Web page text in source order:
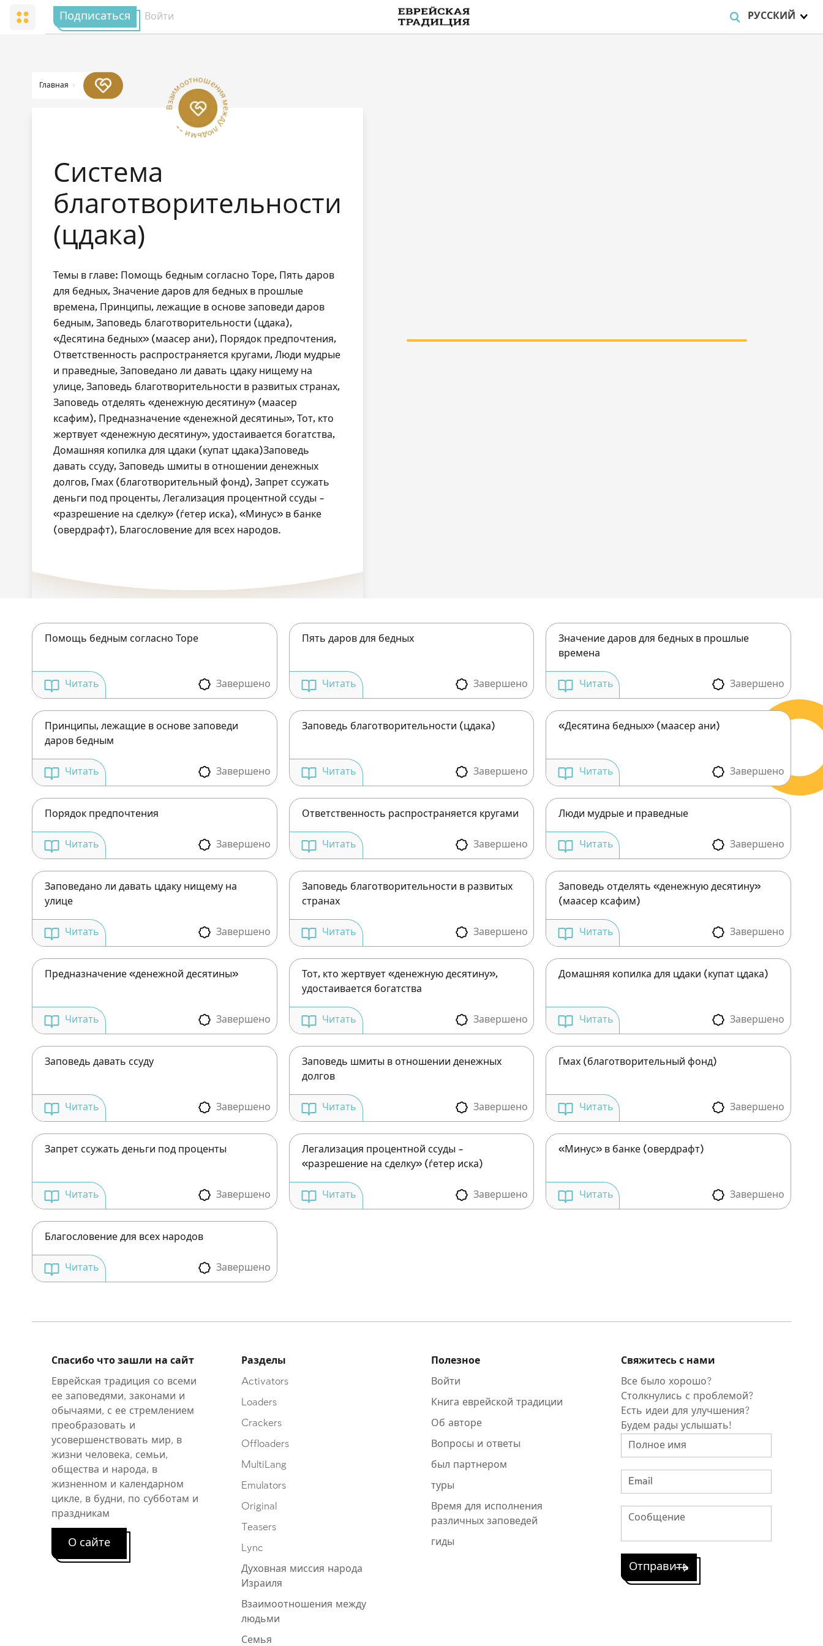
РУССКИЙ
Подписаться Войти
on line109
MultiLang
Взаимоотношения между людьми --
Главная
Система
благотворительности
(цдака)
Темы в главе: Помощь бедным согласно Торе, Пять даров
для бедных, Значение даров для бедных в прошлые
времена, Принципы, лежащие в основе заповеди даров
бедным, Заповедь благотворительности (цдака),
«Десятина бедных» (маасер ани), Порядок предпочтения,
Ответственность распространяется кругами, Люди мудрые
и праведные, Заповедано ли давать цдаку нищему на
улице, Заповедь благотворительности в развитых странах,
Заповедь отделять «денежную десятину» (маасер
ксафим), Предназначение «денежной десятины», Тот, кто
жертвует «денежную десятину», удостаивается богатства,
Домашняя копилка для цдаки (купат цдака)Заповедь
давать ссуду, Заповедь шмиты в отношении денежных
долгов, Гмах (благотворительный фонд), Запрет ссужать
деньги под проценты, Легализация процентной ссуды –
«разрешение на сделку» (ѓетер иска), «Минус» в банке
(овердрафт), Благословение для всех народов.
Помощь бедным согласно Торе
Завершено
Читать
Пять даров для бедных
Завершено
Читать
Значение даров для бедных в прошлые
времена
Завершено
Читать
Принципы, лежащие в основе заповеди
даров бедным
Завершено
Читать
Заповедь благотворительности (цдака)
Завершено
Читать
«Десятина бедных» (маасер ани)
Завершено
Читать
Порядок предпочтения
Завершено
Читать
Ответственность распространяется кругами
Завершено
Читать
Люди мудрые и праведные
Завершено
Читать
Заповедано ли давать цдаку нищему на
улице
Завершено
Читать
Заповедь благотворительности в развитых
странах
Завершено
Читать
Заповедь отделять «денежную десятину»
(маасер ксафим)
Завершено
Читать
Предназначение «денежной десятины»
Завершено
Читать
Тот, кто жертвует «денежную десятину»,
удостаивается богатства
Завершено
Читать
Домашняя копилка для цдаки (купат цдака)
Завершено
Читать
Заповедь давать ссуду
Завершено
Читать
Заповедь шмиты в отношении денежных
долгов
Завершено
Читать
Гмах (благотворительный фонд)
Завершено
Читать
Запрет ссужать деньги под проценты
Завершено
Читать
Легализация процентной ссуды –
«разрешение на сделку» (ѓетер иска)
Завершено
Читать
«Минус» в банке (овердрафт)
Завершено
Читать
Благословение для всех народов
Завершено
Читать
Зарегистрироваться на
сайте
Чтобы делать пометки на сайте, необходимо
зарегистрироваться.
Свяжитесь с нами
Все было хорошо?
Столкнулись с проблемой?
Есть идеи для улучшения?
Будем рады услышать!
Полезное
Войти
Книга еврейской традиции
Об авторе
Вопросы и ответы
был партнером
туры
Время для исполнения
различных заповедей
гиды
Разделы
Activators
Loaders
Crackers
Offloaders
MultiLang
Emulators
Original
Teasers
Lync
Духовная миссия народа
Израиля
Взаимоотношения между
людьми
Семья
Спасибо что зашли на сайт
Еврейская традиция со всеми
ее заповедями, законами и
обычаями, с ее стремлением
преобразовать и
усовершенствовать мир, в
жизни человека, семьи,
общества и народа, в
жизненном и календарном
цикле, в будни, по субботам и
праздникам
О сайте